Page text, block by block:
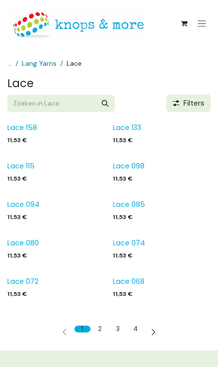
... Lang Yarns Lace
Lace
Filters
Lace 158
11,53 €
Lace 133
11,53 €
Lace 115
11,53 €
Lace 098
11,53 €
Lace 094
11,53 €
Lace 085
11,53 €
Lace 080
11,53 €
Lace 074
11,53 €
Lace 072
11,53 €
Lace 068
11,53 €
1 2 3 4